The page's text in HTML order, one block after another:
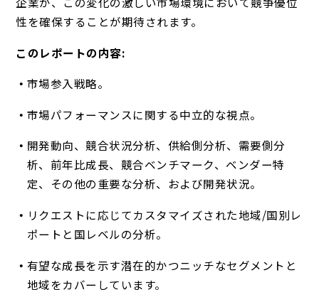
性を確保することが期待されます。
このレポートの内容:
市場参入戦略。
市場パフォーマンスに関する中立的な視点。
開発動向、競合状況分析、供給側分析、需要側分
析、前年比成長、競合ベンチマーク、ベンダー特
定、その他の重要な分析、および開発状況。
リクエストに応じてカスタマイズされた地域/国別レ
ポートと国レベルの分析。
有望な成長を示す潜在的かつニッチなセグメントと
地域をカバーしています。